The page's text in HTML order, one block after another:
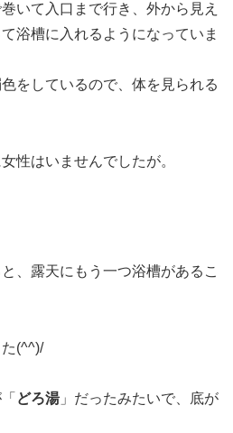
いて入口まで行き、外から見え
浴槽に入れるようになっていま
をしているので、体を見られる
性はいませんでしたが。
、露天にもう一つ浴槽があるこ
(^^)/
どろ湯」だったみたいで、底が